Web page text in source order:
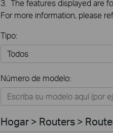
3. The features displayed are
For more information, please
Tipo:
Hogar
Tapo
Negocios
Número de modelo:
Hogar > Routers >